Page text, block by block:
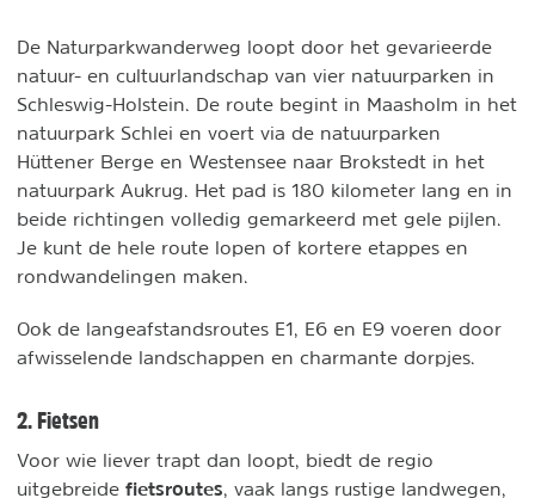
De Naturparkwanderweg loopt door het gevarieerde
natuur- en cultuurlandschap van vier natuurparken in
Schleswig-Holstein. De route begint in Maasholm in het
natuurpark Schlei en voert via de natuurparken
Hüttener Berge en Westensee naar Brokstedt in het
natuurpark Aukrug. Het pad is 180 kilometer lang en in
beide richtingen volledig gemarkeerd met gele pijlen.
Je kunt de hele route lopen of kortere etappes en
rondwandelingen maken.
Ook de langeafstandsroutes E1, E6 en E9 voeren door
afwisselende landschappen en charmante dorpjes.
2. Fietsen
Voor wie liever trapt dan loopt, biedt de regio
uitgebreide fietsroutes , vaak langs rustige landwegen,